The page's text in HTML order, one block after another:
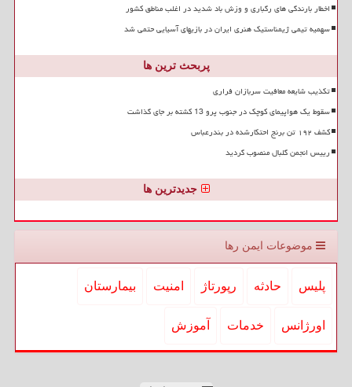
اخطار بارندگی های رگباری و وزش باد شدید در اغلب مناطق کشور
سهمیه تیمی ژیمناستیک هنری ایران در بازیهای آسیایی حتمی شد
پربحث ترین ها
تکذیب شایعه معافیت سربازان فراری
سقوط یک هواپیمای کوچک در جنوب پرو 13 کشته بر جای گذاشت
کشف ۱۹۲ تن برنج احتکارشده در بندرعباس
رییس انجمن گلبال منصوب گردید
جدیدترین ها
موضوعات ایمن رها
پلیس حادثه رپورتاژ امنیت بیمارستان
اورژانس خدمات آموزش